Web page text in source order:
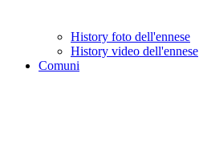
History foto dell'ennese
History video dell'ennese
Comuni